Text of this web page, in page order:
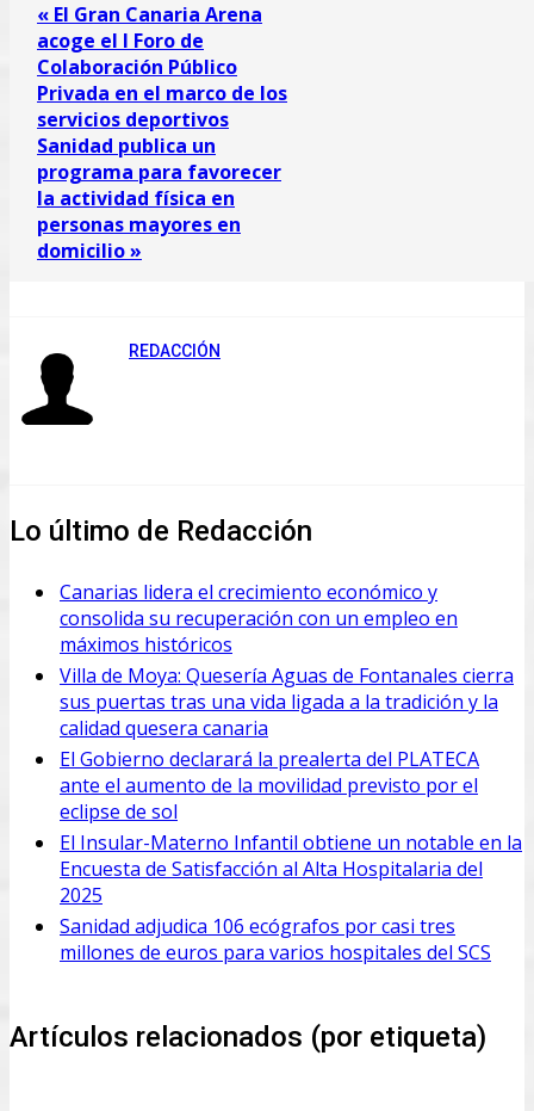
« El Gran Canaria Arena
acoge el I Foro de
Colaboración Público
Privada en el marco de los
servicios deportivos
Sanidad publica un
programa para favorecer
la actividad física en
personas mayores en
domicilio »
REDACCIÓN
Lo último de Redacción
Canarias lidera el crecimiento económico y
consolida su recuperación con un empleo en
máximos históricos
Villa de Moya: Quesería Aguas de Fontanales cierra
sus puertas tras una vida ligada a la tradición y la
calidad quesera canaria
El Gobierno declarará la prealerta del PLATECA
ante el aumento de la movilidad previsto por el
eclipse de sol
El Insular-Materno Infantil obtiene un notable en la
Encuesta de Satisfacción al Alta Hospitalaria del
2025
Sanidad adjudica 106 ecógrafos por casi tres
millones de euros para varios hospitales del SCS
Artículos relacionados (por etiqueta)